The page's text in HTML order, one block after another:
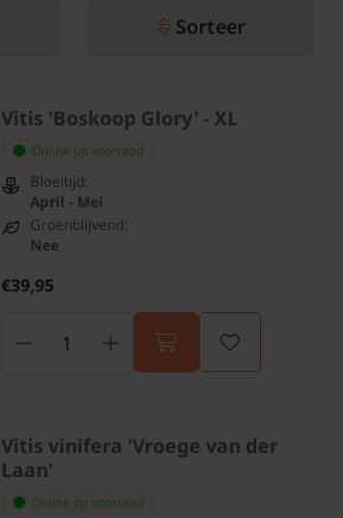
Sorteer
Vitis 'Boskoop Glory' - XL
Online op voorraad
Bloeitijd:
April - Mei
Groenblijvend:
Nee
€39,95
Vitis vinifera 'Vroege van der
Laan'
Online op voorraad